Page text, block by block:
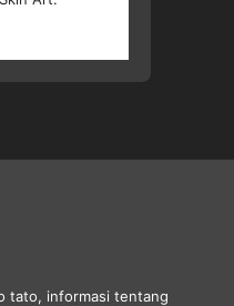
tato, informasi tentang